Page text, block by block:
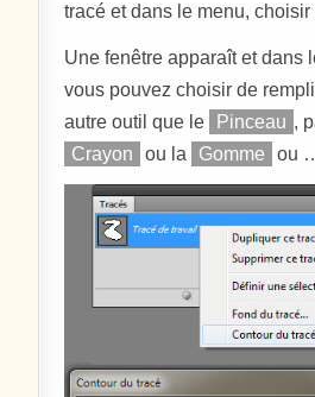
tracé et dans le menu, choisir
Une fenêtre apparaît et dans
vous pouvez choisir de
autre outil que le
Pinceau ,
Crayon
ou la Gomme ou